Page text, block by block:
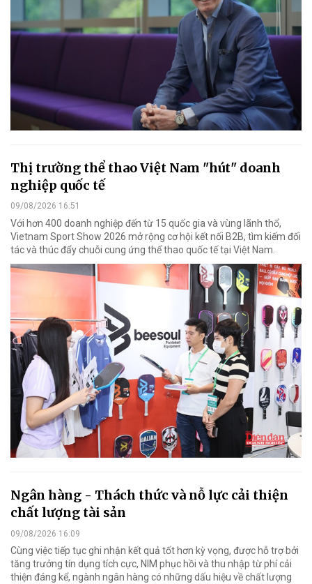
Thị trường thể thao Việt Nam "hút" doanh
nghiệp quốc tế
09/08/2026 16:51
Với hơn 400 doanh nghiệp đến từ 15 quốc gia và vùng lãnh thổ,
Vietnam Sport Show 2026 mở rộng cơ hội kết nối B2B, tìm kiếm đối
tác và thúc đẩy chuỗi cung ứng thể thao quốc tế tại Việt Nam.
Ngân hàng - Thách thức và nỗ lực cải thiện
chất lượng tài sản
09/08/2026 16:09
Cùng việc tiếp tục ghi nhận kết quả tốt hơn kỳ vọng, được hỗ trợ bởi
tăng trưởng tín dụng tích cực, NIM phục hồi và thu nhập từ phí cải
thiện đáng kể, ngành ngân hàng có những dấu hiệu về chất lượng